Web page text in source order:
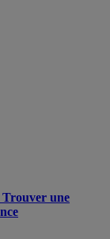
Trouver une